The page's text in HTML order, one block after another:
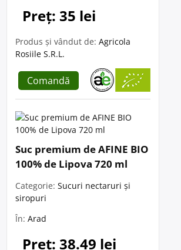
Preț: 35 lei
Produs și vândut de: Agricola
Rosiile S.R.L.
Comandă
Suc premium de AFINE BIO
100% de Lipova 720 ml
Categorie: Sucuri nectaruri și
siropuri
În: Arad
Preț: 38.49 lei